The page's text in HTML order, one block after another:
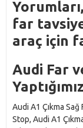
far
araç için
Audi Far
Audi A1 Çıkma Sağ
Stop, Audi A1